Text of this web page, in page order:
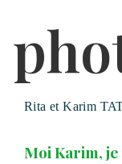
Rita et Karim
Moi Karim,